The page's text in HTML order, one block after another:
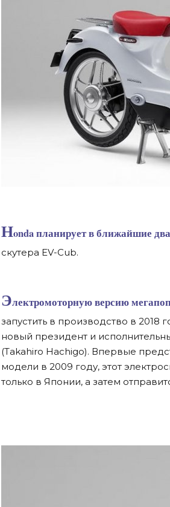
Honda планирует в ближайшие
скутера EV-Cub.
Электромоторную версию
запустить в производство в 2018
новый президент и
(Takahiro Hachigo). Впервые
модели в 2009 году, этот
только в Японии, а затем